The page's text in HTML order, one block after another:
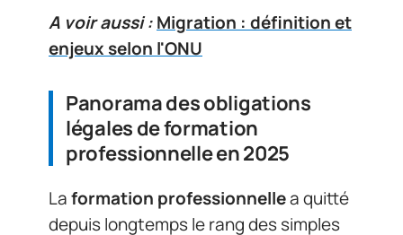
A voir aussi :Migration : définition et
enjeux selon l'ONU
Panorama des obligations
légales de formation
professionnelle en 2025
Laformation professionnellea quitté
depuis longtemps le rang des simples